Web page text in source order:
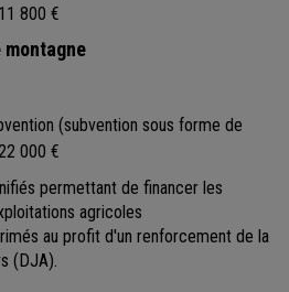
800 €
(subvention sous forme de
000 €
permettant de financer les
agricoles
au profit d'un renforcement de la
(DJA).